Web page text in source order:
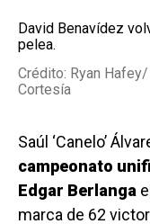
David Benavídez
pelea.
Crédito: Ryan
Cortesía
Saúl ‘Canelo’
campeonato
Edgar Berlanga
marca de 62